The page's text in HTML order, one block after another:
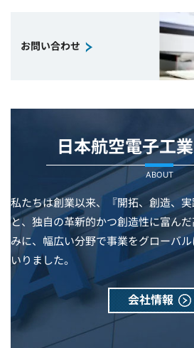
お問い合わせ
日本航空電子工
ABOUT
私たちは創業以来、『開拓、創造、
と、独自の革新的かつ創造性に富ん
みに、幅広い分野で事業をグローバ
いりました。
会社情報